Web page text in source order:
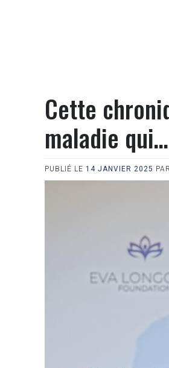
Cette
maladie qui…
PUBLIÉ LE 14 JANVIER 2025 PAR